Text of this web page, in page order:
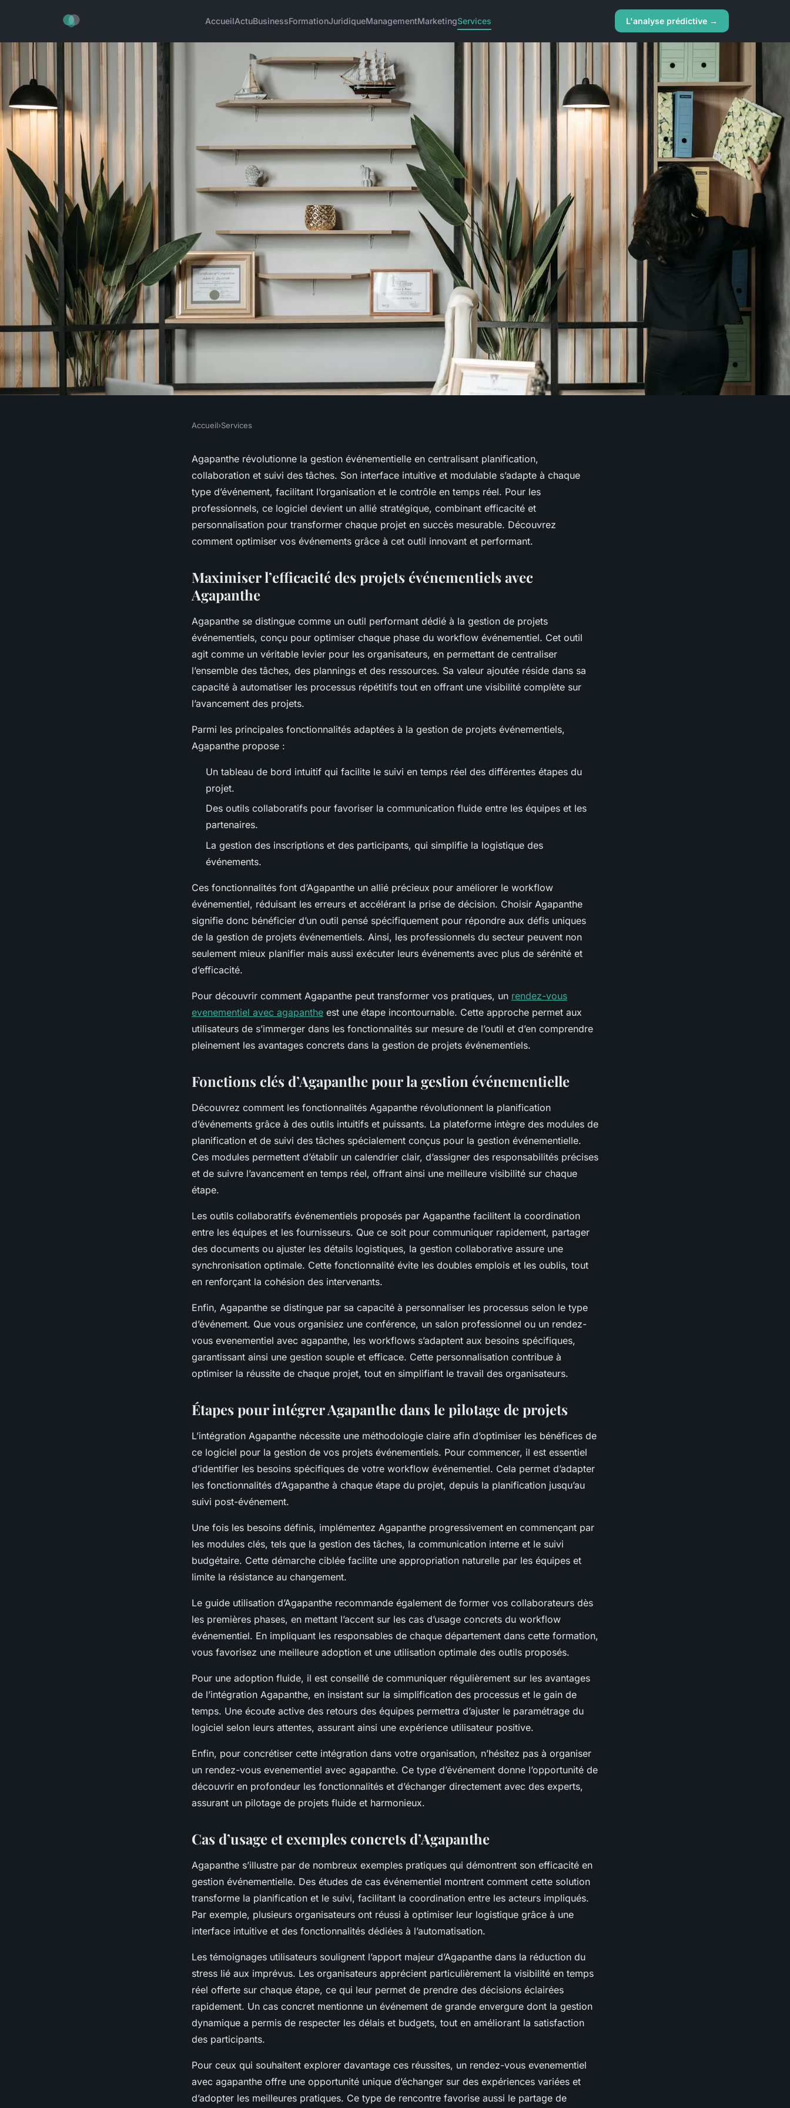
AccueilActuBusinessFormationJuridiqueManagementMarketingServices L'analyse prédictive →
Optimisez vos projets avec agapanthe
dans la gestion événementielle
Accueil›Services
Agapanthe révolutionne la gestion événementielle en centralisant planification,
collaboration et suivi des tâches. Son interface intuitive et modulable s’adapte à chaque
type d’événement, facilitant l’organisation et le contrôle en temps réel. Pour les
professionnels, ce logiciel devient un allié stratégique, combinant efficacité et
personnalisation pour transformer chaque projet en succès mesurable. Découvrez
comment optimiser vos événements grâce à cet outil innovant et performant.
Maximiser l’efficacité des projets événementiels avec
Agapanthe
Agapanthe se distingue comme un outil performant dédié à la gestion de projets
événementiels, conçu pour optimiser chaque phase du workflow événementiel. Cet outil
agit comme un véritable levier pour les organisateurs, en permettant de centraliser
l’ensemble des tâches, des plannings et des ressources. Sa valeur ajoutée réside dans sa
capacité à automatiser les processus répétitifs tout en offrant une visibilité complète sur
l’avancement des projets.
Parmi les principales fonctionnalités adaptées à la gestion de projets événementiels,
Agapanthe propose :
Un tableau de bord intuitif qui facilite le suivi en temps réel des différentes étapes du
projet.
Des outils collaboratifs pour favoriser la communication fluide entre les équipes et les
partenaires.
La gestion des inscriptions et des participants, qui simplifie la logistique des
événements.
Ces fonctionnalités font d’Agapanthe un allié précieux pour améliorer le workflow
événementiel, réduisant les erreurs et accélérant la prise de décision. Choisir Agapanthe
signifie donc bénéficier d’un outil pensé spécifiquement pour répondre aux défis uniques
de la gestion de projets événementiels. Ainsi, les professionnels du secteur peuvent non
seulement mieux planifier mais aussi exécuter leurs événements avec plus de sérénité et
d’efficacité.
Pour découvrir comment Agapanthe peut transformer vos pratiques, un rendez-vous
evenementiel avec agapanthe est une étape incontournable. Cette approche permet aux
utilisateurs de s’immerger dans les fonctionnalités sur mesure de l’outil et d’en comprendre
pleinement les avantages concrets dans la gestion de projets événementiels.
Fonctions clés d’Agapanthe pour la gestion événementielle
Découvrez comment les fonctionnalités Agapanthe révolutionnent la planification
d’événements grâce à des outils intuitifs et puissants. La plateforme intègre des modules de
planification et de suivi des tâches spécialement conçus pour la gestion événementielle.
Ces modules permettent d’établir un calendrier clair, d’assigner des responsabilités précises
et de suivre l’avancement en temps réel, offrant ainsi une meilleure visibilité sur chaque
étape.
Les outils collaboratifs événementiels proposés par Agapanthe facilitent la coordination
entre les équipes et les fournisseurs. Que ce soit pour communiquer rapidement, partager
des documents ou ajuster les détails logistiques, la gestion collaborative assure une
synchronisation optimale. Cette fonctionnalité évite les doubles emplois et les oublis, tout
en renforçant la cohésion des intervenants.
Enfin, Agapanthe se distingue par sa capacité à personnaliser les processus selon le type
d’événement. Que vous organisiez une conférence, un salon professionnel ou un rendez-
vous evenementiel avec agapanthe, les workflows s’adaptent aux besoins spécifiques,
garantissant ainsi une gestion souple et efficace. Cette personnalisation contribue à
optimiser la réussite de chaque projet, tout en simplifiant le travail des organisateurs.
Étapes pour intégrer Agapanthe dans le pilotage de projets
L’intégration Agapanthe nécessite une méthodologie claire afin d’optimiser les bénéfices de
ce logiciel pour la gestion de vos projets événementiels. Pour commencer, il est essentiel
d’identifier les besoins spécifiques de votre workflow événementiel. Cela permet d’adapter
les fonctionnalités d’Agapanthe à chaque étape du projet, depuis la planification jusqu’au
suivi post-événement.
Une fois les besoins définis, implémentez Agapanthe progressivement en commençant par
les modules clés, tels que la gestion des tâches, la communication interne et le suivi
budgétaire. Cette démarche ciblée facilite une appropriation naturelle par les équipes et
limite la résistance au changement.
Le guide utilisation d’Agapanthe recommande également de former vos collaborateurs dès
les premières phases, en mettant l’accent sur les cas d’usage concrets du workflow
événementiel. En impliquant les responsables de chaque département dans cette formation,
vous favorisez une meilleure adoption et une utilisation optimale des outils proposés.
Pour une adoption fluide, il est conseillé de communiquer régulièrement sur les avantages
de l’intégration Agapanthe, en insistant sur la simplification des processus et le gain de
temps. Une écoute active des retours des équipes permettra d’ajuster le paramétrage du
logiciel selon leurs attentes, assurant ainsi une expérience utilisateur positive.
Enfin, pour concrétiser cette intégration dans votre organisation, n’hésitez pas à organiser
un rendez-vous evenementiel avec agapanthe. Ce type d’événement donne l’opportunité de
découvrir en profondeur les fonctionnalités et d’échanger directement avec des experts,
assurant un pilotage de projets fluide et harmonieux.
Cas d’usage et exemples concrets d’Agapanthe
Agapanthe s’illustre par de nombreux exemples pratiques qui démontrent son efficacité en
gestion événementielle. Des études de cas événementiel montrent comment cette solution
transforme la planification et le suivi, facilitant la coordination entre les acteurs impliqués.
Par exemple, plusieurs organisateurs ont réussi à optimiser leur logistique grâce à une
interface intuitive et des fonctionnalités dédiées à l’automatisation.
Les témoignages utilisateurs soulignent l’apport majeur d’Agapanthe dans la réduction du
stress lié aux imprévus. Les organisateurs apprécient particulièrement la visibilité en temps
réel offerte sur chaque étape, ce qui leur permet de prendre des décisions éclairées
rapidement. Un cas concret mentionne un événement de grande envergure dont la gestion
dynamique a permis de respecter les délais et budgets, tout en améliorant la satisfaction
des participants.
Pour ceux qui souhaitent explorer davantage ces réussites, un rendez-vous evenementiel
avec agapanthe offre une opportunité unique d’échanger sur des expériences variées et
d’adopter les meilleures pratiques. Ce type de rencontre favorise aussi le partage de